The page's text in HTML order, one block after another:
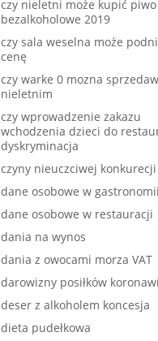
czy nieletni może kupić piwo
bezalkoholowe 2019
czy sala weselna może
cenę
czy warke 0 mozna
nieletnim
czy wprowadzenie zakazu
wchodzenia dzieci do
dyskryminacja
czyny nieuczciwej konkurecji
dane osobowe w gastronomii
dane osobowe w restauracji
dania na wynos
dania z owocami morza VAT
darowizny posiłków
deser z alkoholem koncesja
dieta pudełkowa